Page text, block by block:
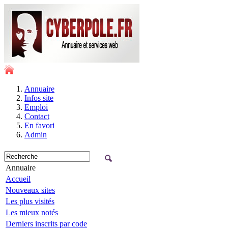
Annuaire
Infos site
Emploi
Contact
En favori
Admin
Annuaire
Accueil
Nouveaux sites
Les plus visités
Les mieux notés
Derniers inscrits par code